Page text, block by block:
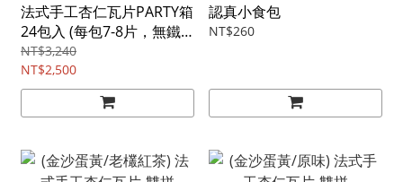
法式手工杏仁瓦片PARTY箱
24包入 (每包7-8片，無鐵
盒，免運）
NT$3,240
NT$2,500
認真小食包
NT$260